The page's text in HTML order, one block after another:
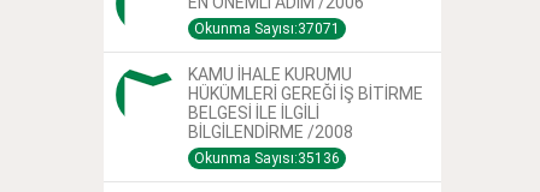
Okunma Sayısı:37071
KAMU İHALE KURUMU
HÜKÜMLERİ GEREĞİ İŞ BİTİRME
BELGESİ İLE İLGİLİ
BİLGİLENDİRME /2008
Okunma Sayısı:35136